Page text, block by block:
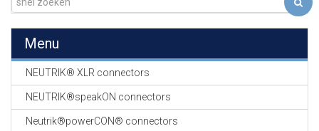
GEVLOCHTEN KOUS
EN
KRIMP KOUS
Menu
NEUTRIK® XLR connectors
NEUTRIK®speakON connectors
Neutrik®powerCON® connectors